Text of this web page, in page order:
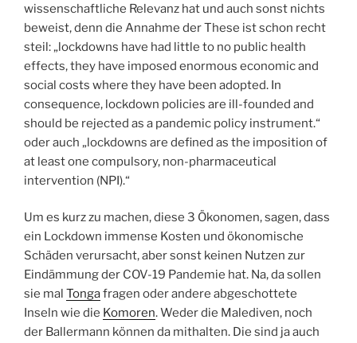
wissenschaftliche Relevanz hat und auch sonst nichts
beweist, denn die Annahme der These ist schon recht
steil: „lockdowns have had little to no public health
effects, they have imposed enormous economic and
social costs where they have been adopted. In
consequence, lockdown policies are ill-founded and
should be rejected as a pandemic policy instrument.“
oder auch „lockdowns are defined as the imposition of
at least one compulsory, non-pharmaceutical
intervention (NPI).“
Um es kurz zu machen, diese 3 Ökonomen, sagen, dass
ein Lockdown immense Kosten und ökonomische
Schäden verursacht, aber sonst keinen Nutzen zur
Eindämmung der COV-19 Pandemie hat. Na, da sollen
sie mal Tongafragen oder andere abgeschottete
Inseln wie die Komoren. Weder die Malediven, noch
der Ballermann können da mithalten. Die sind ja auch